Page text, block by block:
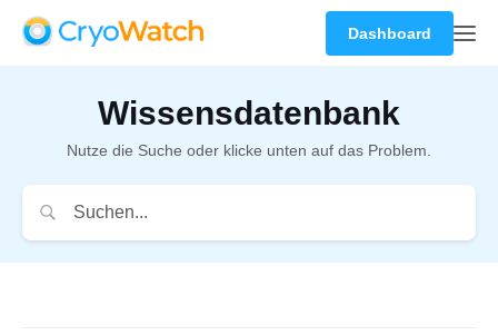
Dashboard
Wissensdatenbank
Nutze die Suche oder klicke unten auf das Problem.